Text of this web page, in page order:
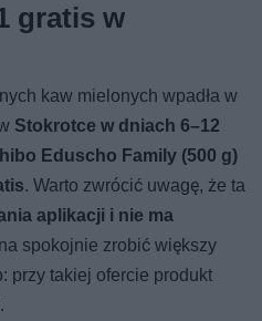
gratis w
kaw mielonych wpadła w
Stokrotce w dniach 6–12
Eduscho Family (500 g)
. Warto zwrócić uwagę, że ta
aplikacji i nie ma
spokojnie zrobić większy
przy takiej ofercie produkt